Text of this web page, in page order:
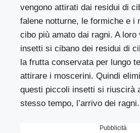
vengono attirati dai residui di
falene notturne, le formiche e i
cibo più amato dai ragni. A loro
insetti si cibano dei residui di
la frutta conservata per lungo
attirare i moscerini. Quindi
questi piccoli insetti si riuscirà
stesso tempo, l’arrivo dei ragni.
Pubblicità